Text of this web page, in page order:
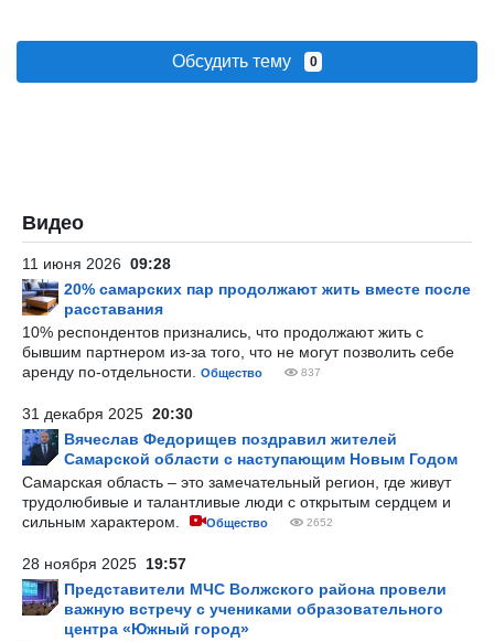
Обсудить тему 0
Видео
11 июня 2026 09:28
20% самарских пар продолжают жить вместе после
расставания
10% респондентов признались, что продолжают жить с
бывшим партнером из-за того, что не могут позволить себе
аренду по-отдельности.
Общество 837
31 декабря 2025 20:30
Вячеслав Федорищев поздравил жителей
Самарской области с наступающим Новым Годом
Самарская область – это замечательный регион, где живут
трудолюбивые и талантливые люди с открытым сердцем и
сильным характером.
Общество 2652
28 ноября 2025 19:57
Представители МЧС Волжского района провели
важную встречу с учениками образовательного
центра «Южный город»